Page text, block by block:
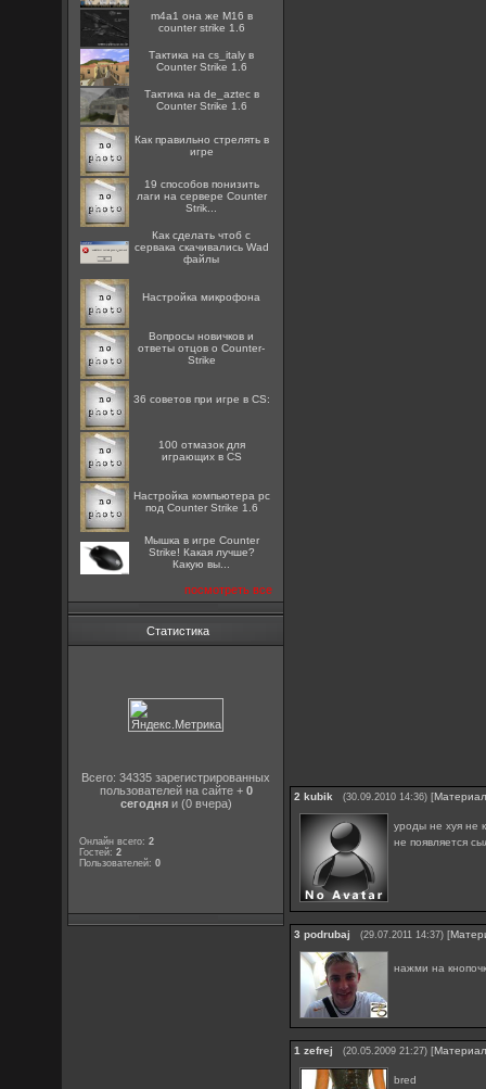
m4a1 она же M16 в
counter strike 1.6
Тактика на cs_italy в
Counter Strike 1.6
Тактика на de_aztec в
Counter Strike 1.6
Как правильно стрелять в
игре
19 способов понизить
лаги на сервере Counter
Strik...
Как сделать чтоб с
сервака скачивались Wad
файлы
Настройка микрофона
Вопросы новичков и
ответы отцов о Counter-
Strike
36 советов при игре в CS:
100 отмазок для
играющих в CS
Настройка компьютера pc
под Counter Strike 1.6
Мышка в игре Counter
Strike! Какая лучше?
Какую вы...
посмотреть все
Статистика
Всего: 34335 зарегистрированных
пользователей на сайте + 0
сегодняи (0 вчера)
Онлайн всего:2
Гостей:2
Пользователей:0
2 kubik (30.09.2010 14:36) [
уроды не хуя не
не появляется
3 podrubaj (29.07.2011 14:37) [
нажми на
1 zefrej (20.05.2009 21:27) [
bred